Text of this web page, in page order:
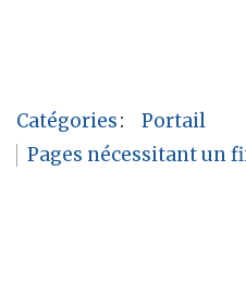
Catégories:
Portail
Pages nécessitant un